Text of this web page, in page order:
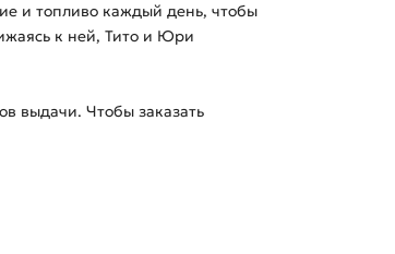
и топливо каждый день, чтобы
к ней, Тито и Юри
выдачи. Чтобы заказать